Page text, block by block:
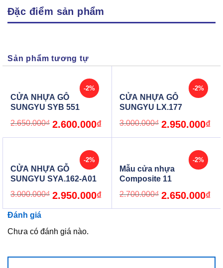
Đặc điểm sản phẩm
Sản phẩm tương tự
-2%
CỬA NHỰA GỖ
SUNGYU SYB 551
2.650.000₫ Original
price
2.600.000₫Current
price
-2%
CỬA NHỰA GỖ
SUNGYU LX.177
3.000.000₫ Original
price
2.950.000₫
-2%
CỬA NHỰA GỖ
SUNGYU SYA.162-A01
3.000.000₫ Original
price
2.950.000₫Current
price
-2%
Mẫu cửa nhựa
Composite 11
2.700.000₫ Original
price
2.650.000₫
Đánh giá
Chưa có đánh giá nào.